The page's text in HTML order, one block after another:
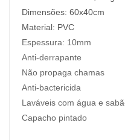
Dimensões: 60x40cm
Material: PVC
Espessura: 10mm
Anti-derrapante
Não propaga chamas
Anti-bactericida
Laváveis com água e
Capacho pintado